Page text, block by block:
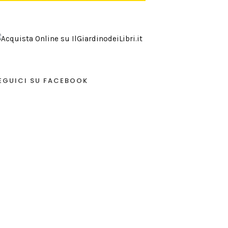
SU FACEBOOK